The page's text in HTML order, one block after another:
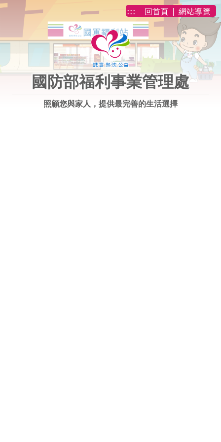
跳到主要內容
::: 回首頁 網站導覽
國防部福利事業管理處
照顧您與家人，提供最完善的生活選擇